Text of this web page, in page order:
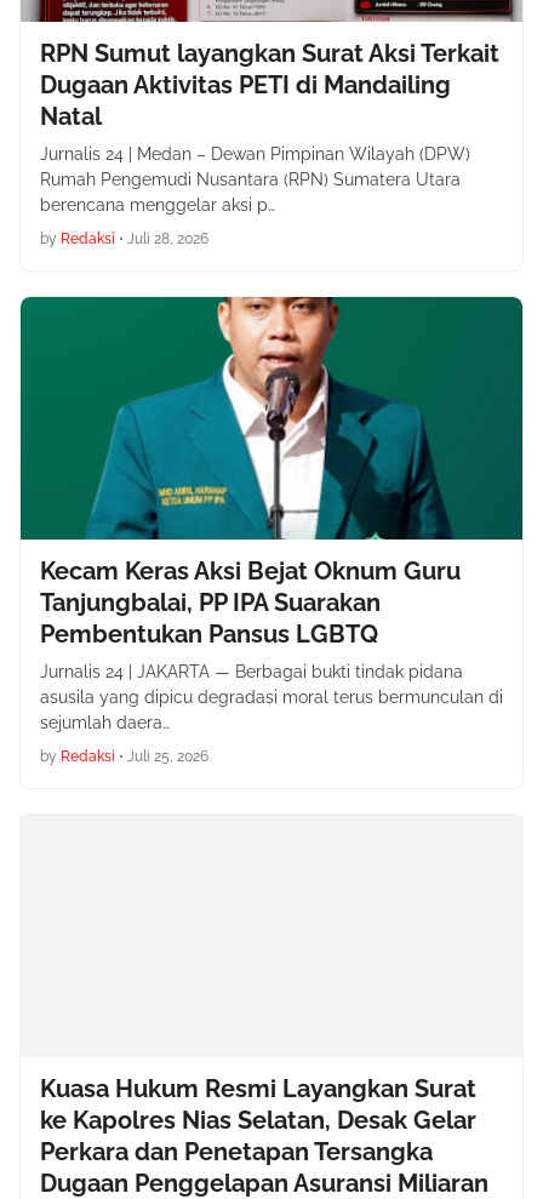
RPN Sumut layangkan Surat Aksi Terkait
Dugaan Aktivitas PETI di Mandailing
Natal
Jurnalis 24 | Medan – Dewan Pimpinan Wilayah (DPW)
Rumah Pengemudi Nusantara (RPN) Sumatera Utara
berencana menggelar aksi p…
by Redaksi • Juli 28, 2026
Kecam Keras Aksi Bejat Oknum Guru
Tanjungbalai, PP IPA Suarakan
Pembentukan Pansus LGBTQ
Jurnalis 24 | JAKARTA — Berbagai bukti tindak pidana
asusila yang dipicu degradasi moral terus bermunculan di
sejumlah daera…
by Redaksi • Juli 25, 2026
Kuasa Hukum Resmi Layangkan Surat
ke Kapolres Nias Selatan, Desak Gelar
Perkara dan Penetapan Tersangka
Dugaan Penggelapan Asuransi Miliaran